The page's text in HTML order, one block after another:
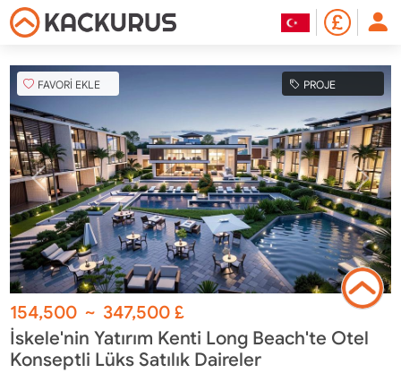
FAVORİ EKLE PROJE
154,500 ~ 347,500£
İskele'nin Yatırım Kenti Long Beach'te Otel
Konseptli Lüks Satılık Daireler